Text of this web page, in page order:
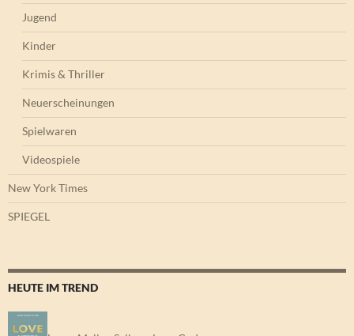
Jugend
Kinder
Krimis & Thriller
Neuerscheinungen
Spielwaren
Videospiele
New York Times
SPIEGEL
HEUTE IM TREND